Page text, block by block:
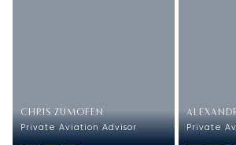
CHRIS ZUMOFEN
Private Aviation Advisor Private